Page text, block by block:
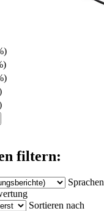
filtern:
Sprachen
Sortieren nach